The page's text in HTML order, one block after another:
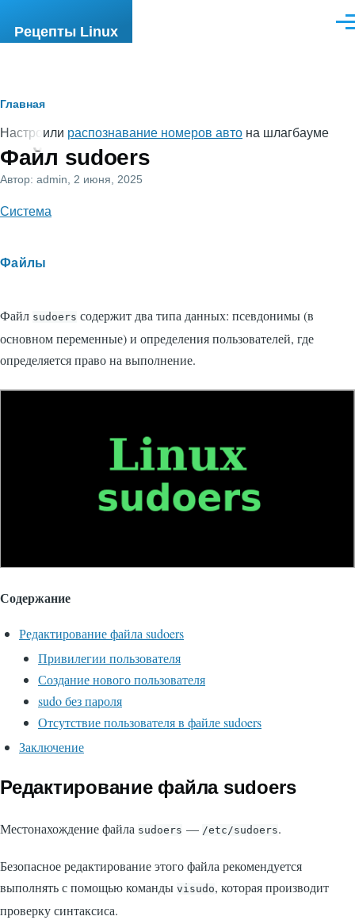
Рецепты Linux
Строка
навигации
Главная
Настроили распознавание номеров авто на шлагбауме
Файл sudoers
Автор: admin , 2 июня, 2025
Система
Файлы
Файл sudoers содержит два типа данных: псевдонимы (в
основном переменные) и определения пользователей, где
определяется право на выполнение.
Содержание
Редактирование файла sudoers
Привилегии пользователя
Создание нового пользователя
sudo без пароля
Отсутствие пользователя в файле sudoers
Заключение
Редактирование файла sudoers
Местонахождение файла sudoers — /etc/sudoers.
Безопасное редактирование этого файла рекомендуется
выполнять с помощью команды visudo, которая производит
проверку синтаксиса.